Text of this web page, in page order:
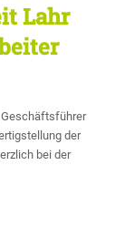
Lahr
Geschäftsführer
der
bei der